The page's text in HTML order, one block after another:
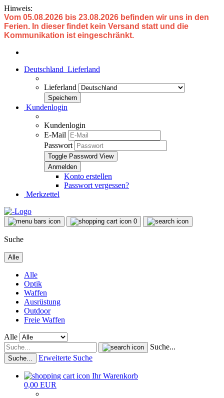
Hinweis:
Vom 05.08.2026 bis 23.08.2026 befinden wir uns in den
Ferien. In dieser findet kein Versand statt und die
Kommunikation ist eingeschränkt.
Deutschland Lieferland
Lieferland
Kundenlogin
Kundenlogin
E-Mail
Passwort
Toggle Password View
Konto erstellen
Passwort vergessen?
Merkzettel
0
Suche
Alle
Alle
Optik
Waffen
Ausrüstung
Outdoor
Freie Waffen
Alle
Suche...
Suche... Erweiterte Suche
Ihr Warenkorb
0,00 EUR